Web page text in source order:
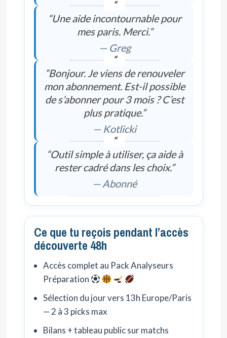
“Une aide incontournable pour
mes paris. Merci.”
— Greg
“Bonjour. Je viens de renouveler
mon abonnement. Est-il possible
de s’abonner pour 3 mois ? C’est
plus pratique.”
— Kotlicki
“Outil simple à utiliser, ça aide à
rester cadré dans les choix.”
— Abonné
Ce que tu reçois pendant l’accès
découverte 48h
Accès complet au Pack Analyseurs
Préparation
Sélection du jour vers 13h Europe/Paris
— 2 à 3 picks max
Bilans + tableau public sur matchs